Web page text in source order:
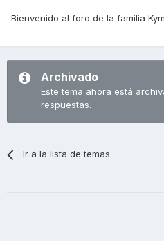
Bienvenido al foro de la familia
Archivado
Este tema ahora está
respuestas.
Ir a la lista de temas